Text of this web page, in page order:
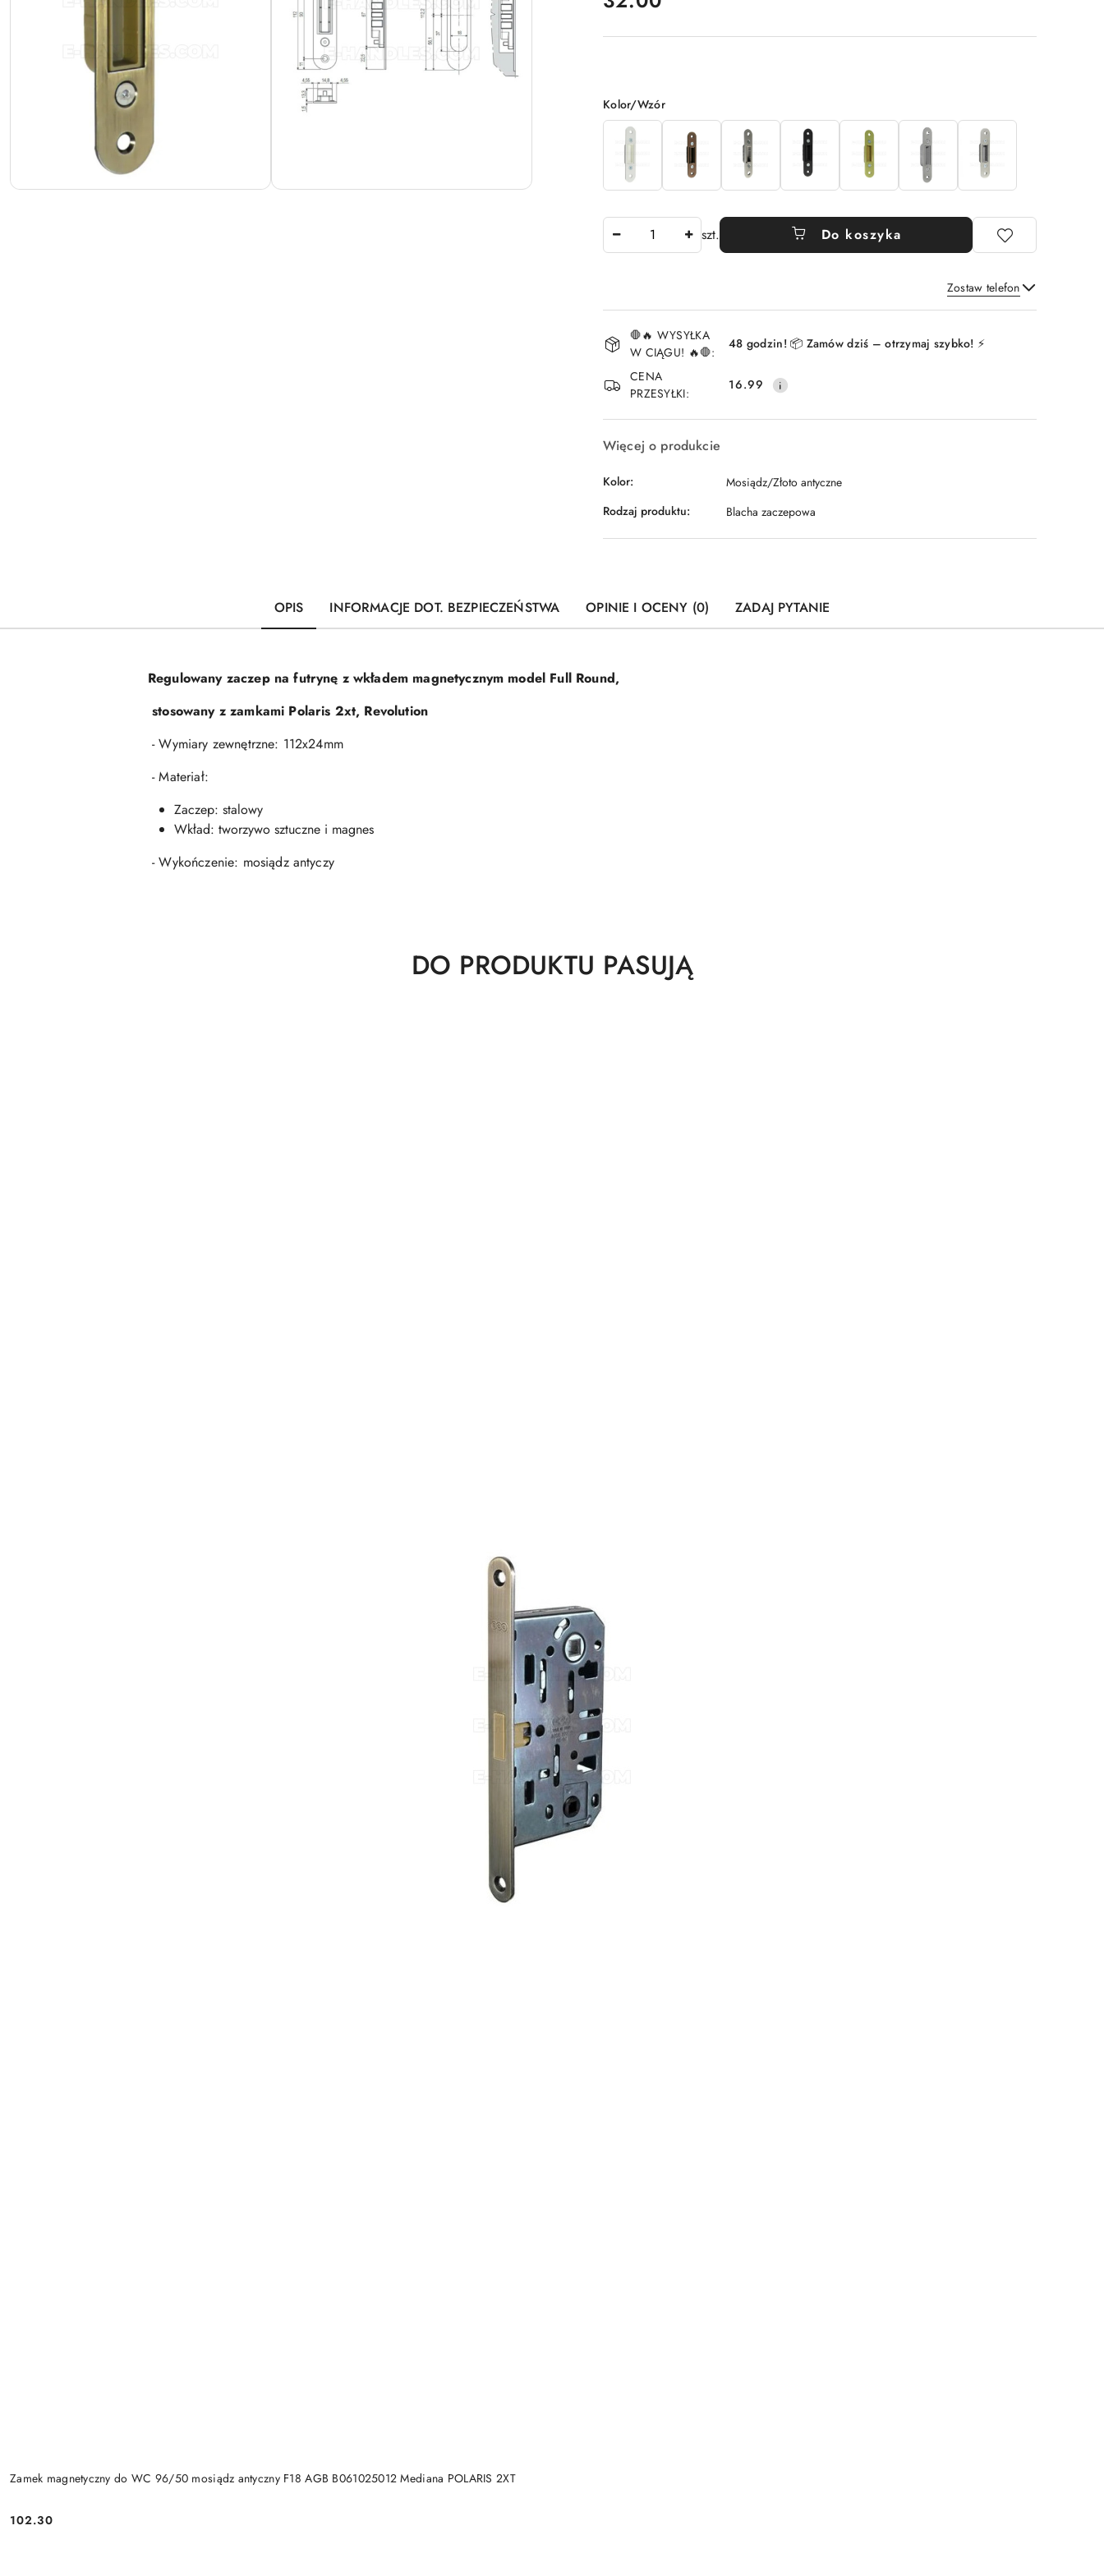
Wariant
Kolor/Wzór
szt. Do koszyka
Zostaw telefon
Wyślij
Dostępność
i
dostawa
🛑🔥 WYSYŁKA
W CIĄGU! 🔥🛑:
48 godzin! 📦 Zamów dziś – otrzymaj szybko! ⚡
CENA
PRZESYŁKI:
16.99
Więcej o produkcie
Kolor:
Mosiądz/Złoto antyczne
Rodzaj produktu:
Blacha zaczepowa
OPIS INFORMACJE DOT. BEZPIECZEŃSTWA OPINIE I OCENY (0) ZADAJ PYTANIE
Regulowany zaczep na futrynę z wkładem magnetycznym model Full Round,
stosowany z zamkami Polaris 2xt, Revolution
- Wymiary zewnętrzne: 112x24mm
- Materiał:
Zaczep: stalowy
Wkład: tworzywo sztuczne i magnes
- Wykończenie: mosiądz antyczy
Produkty
DO PRODUKTU PASUJĄ
Zamek magnetyczny do WC 96/50 mosiądz antyczny F18 AGB B061025012 Mediana POLARIS 2XT
Cena:
102.30